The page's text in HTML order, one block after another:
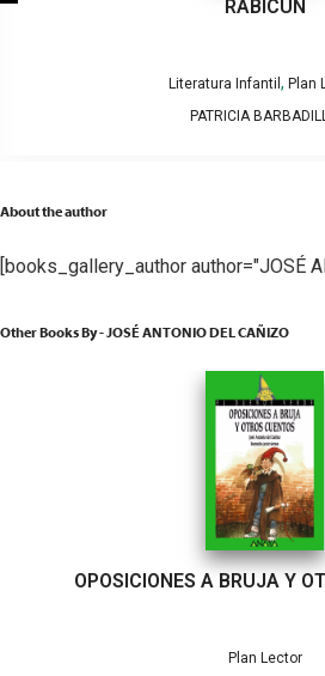
RABICÚN
Literatura Infantil , Plan
PATRICIA
About the author
[books_gallery_author author="JOSÉ
Other Books By - JOSÉ ANTONIO DEL CAÑIZO
OPOSICIONES A BRUJA Y
Plan Lector